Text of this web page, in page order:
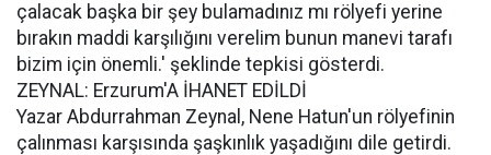
çalacak başka bir şey bulamadınız mı rölyefi yerine
bırakın maddi karşılığını verelim bunun manevi tarafı
bizim için önemli.' şeklinde tepkisi gösterdi.
ZEYNAL: Erzurum'A İHANET EDİLDİ
Yazar Abdurrahman Zeynal, Nene Hatun'un rölyefinin
çalınması karşısında şaşkınlık yaşadığını dile getirdi.